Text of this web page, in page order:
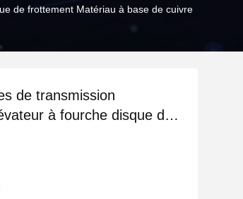
de frottement Matériau à base de cuivre
de transmission
à fourche disque de
à base de cuivre